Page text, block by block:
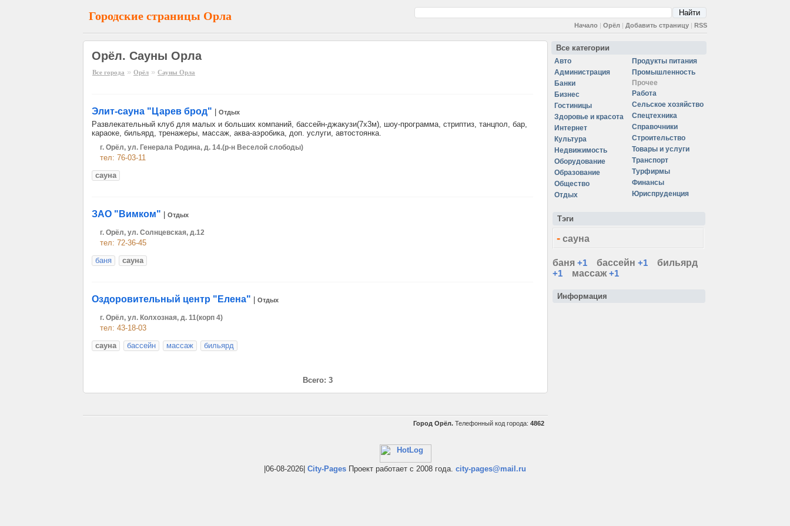
Городские страницы Орла
Начало | Орёл | Добавить страницу | RSS
Орёл. Сауны Орла
Все города » Орёл » Сауны Орла
Элит-сауна "Царев брод" Отдых
Развлекательный клуб для малых и больших компаний, бассейн-джакузи(7x3м), шоу-программа, стриптиз, танцпол, бар,
караоке, бильярд, тренажеры, массаж, аква-аэробика, доп. услуги, автостоянка.
г. Орёл, ул. Генерала Родина, д. 14.(р-н Веселой слободы)
тел: 76-03-11
сауна
ЗАО "Вимком" Отдых
г. Орёл, ул. Солнцевская, д.12
тел: 72-36-45
баня
сауна
Оздоровительный центр "Елена" Отдых
г. Орёл, ул. Колхозная, д. 11(корп 4)
тел: 43-18-03
сауна
бассейн массаж бильярд
Всего: 3
Город Орёл. Телефонный код города: 4862
Все категории
Авто
Администрация
Банки
Бизнес
Гостиницы
Здоровье и красота
Интернет
Культура
Недвижимость
Оборудование
Образование
Общество
Отдых
Продукты питания
Промышленность
Прочее
Работа
Сельское хозяйство
Спецтехника
Справочники
Строительство
Товары и услуги
Транспорт
Турфирмы
Финансы
Юриспруденция
Тэги
- сауна
баня +1 бассейн +1
бильярд
+1
массаж +1
Информация
|06-08-2026| City-Pages Проект работает с 2008 года. city-pages@mail.ru